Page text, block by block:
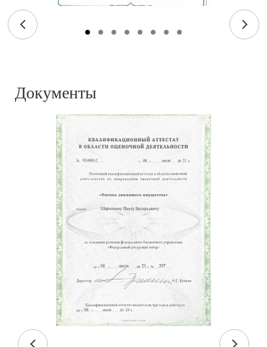
Документы